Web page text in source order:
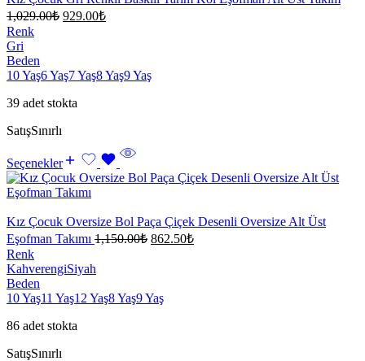
1,029.00₺ 929.00₺
Renk
Gri
Beden
10 Yaş6 Yaş7 Yaş8 Yaş9 Yaş
39 adet stokta
SatışSınırlı
Seçenekler
Kız Çocuk Oversize Bol Paça Çiçek Desenli Oversize Alt Üst
Eşofman Takımı 1,150.00₺ 862.50₺
Renk
KahverengiSiyah
Beden
10 Yaş11 Yaş12 Yaş8 Yaş9 Yaş
86 adet stokta
SatışSınırlı